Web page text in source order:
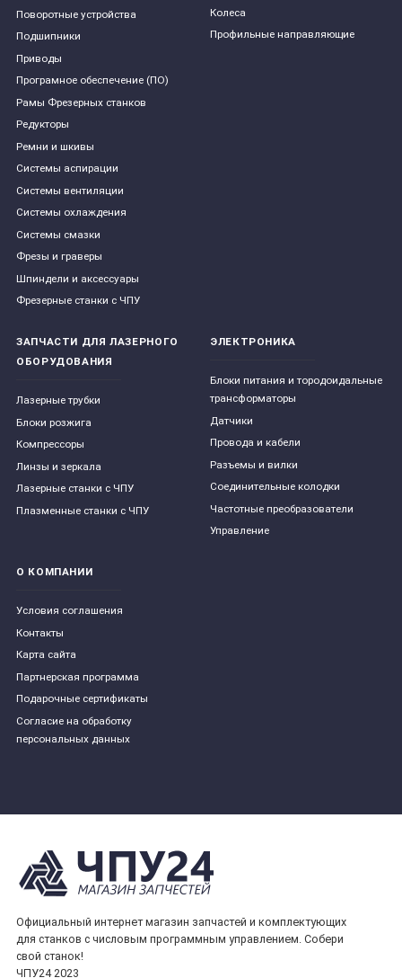
Поворотные устройства
Подшипники
Приводы
Програмное обеспечение (ПО)
Рамы Фрезерных станков
Редукторы
Ремни и шкивы
Системы аспирации
Системы вентиляции
Системы охлаждения
Системы смазки
Фрезы и граверы
Шпиндели и аксессуары
Фрезерные станки с ЧПУ
Колеса
Профильные направляющие
ЗАПЧАСТИ ДЛЯ ЛАЗЕРНОГО
ОБОРУДОВАНИЯ
Лазерные трубки
Блоки розжига
Компрессоры
Линзы и зеркала
Лазерные станки с ЧПУ
Плазменные станки с ЧПУ
ЭЛЕКТРОНИКА
Блоки питания и тородоидальные
трансформаторы
Датчики
Провода и кабели
Разъемы и вилки
Соединительные колодки
Частотные преобразователи
Управление
О КОМПАНИИ
Условия соглашения
Контакты
Карта сайта
Партнерская программа
Подарочные сертификаты
Согласие на обработку
персональных данных
Официальный интернет магазин запчастей и комплектующих
для станков с числовым программным управлением. Собери
свой станок!
ЧПУ24 2023